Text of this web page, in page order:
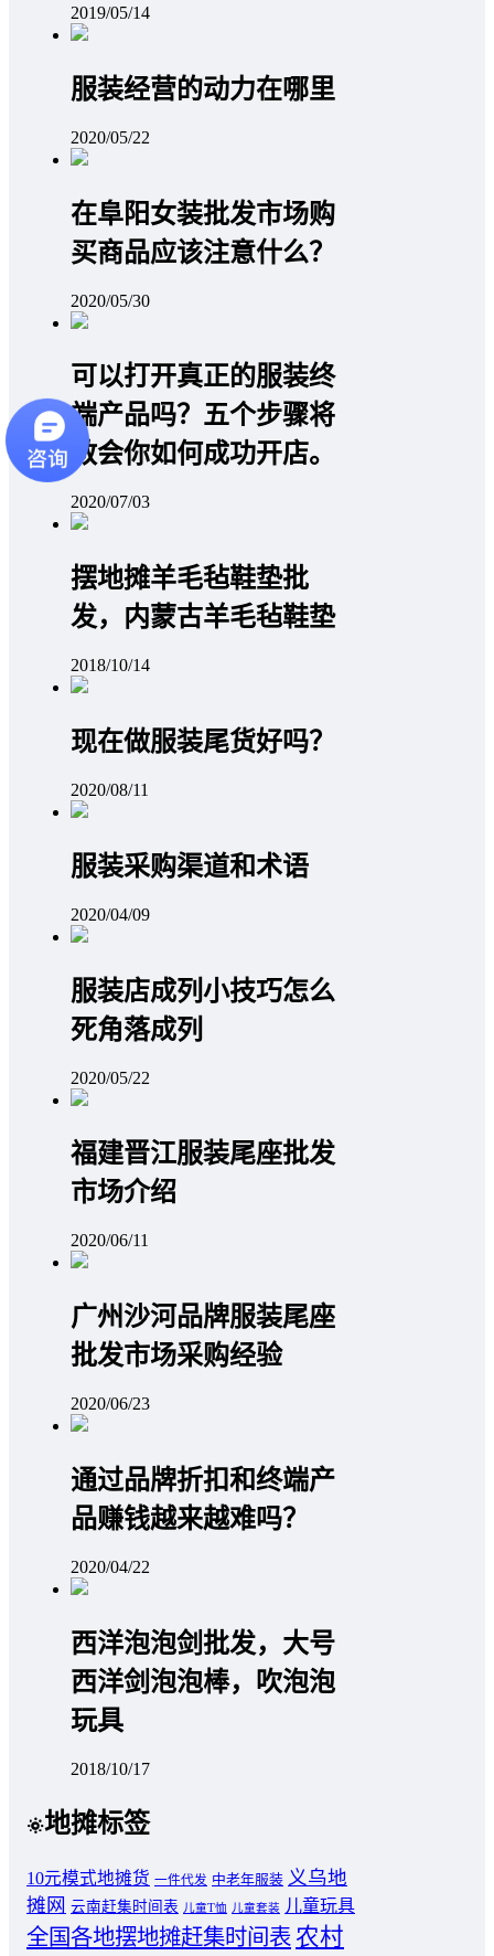
2019/05/14
服装经营的动力在哪里
2020/05/22
在阜阳女装批发市场购
买商品应该注意什么？
2020/05/30
可以打开真正的服装终
端产品吗？五个步骤将
教会你如何成功开店。
2020/07/03
摆地摊羊毛毡鞋垫批
发，内蒙古羊毛毡鞋垫
2018/10/14
现在做服装尾货好吗？
2020/08/11
服装采购渠道和术语
2020/04/09
服装店成列小技巧怎么
死角落成列
2020/05/22
福建晋江服装尾座批发
市场介绍
2020/06/11
广州沙河品牌服装尾座
批发市场采购经验
2020/06/23
通过品牌折扣和终端产
品赚钱越来越难吗？
2020/04/22
西洋泡泡剑批发，大号
西洋剑泡泡棒，吹泡泡
玩具
2018/10/17
地摊标签
10元模式地摊货 一件代发 中老年服装 义乌地
摊网 云南赶集时间表 儿童T恤 儿童套装 儿童玩具
全国各地摆地摊赶集时间表 农村